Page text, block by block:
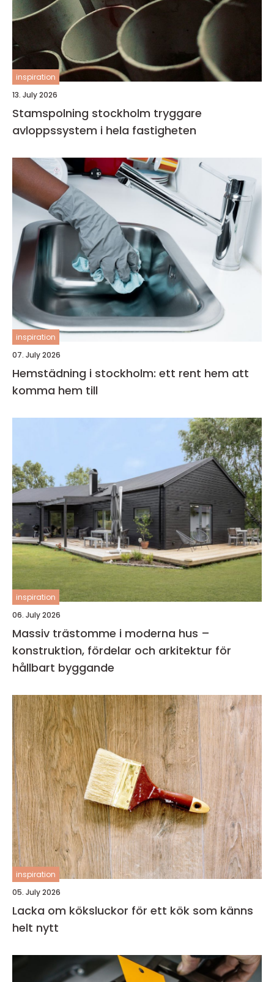
inspiration
13. July 2026
Stamspolning stockholm tryggare
avloppssystem i hela fastigheten
inspiration
07. July 2026
Hemstädning i stockholm: ett rent hem att
komma hem till
inspiration
06. July 2026
Massiv trästomme i moderna hus –
konstruktion, fördelar och arkitektur för
hållbart byggande
inspiration
05. July 2026
Lacka om köksluckor för ett kök som känns
helt nytt